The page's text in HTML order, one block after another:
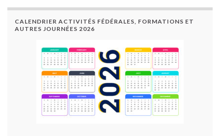
CALENDRIER ACTIVITÉS FÉDÉRALES, FORMATIONS ET
AUTRES JOURNÉES 2026